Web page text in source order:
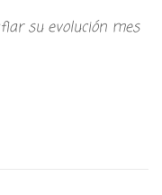
su evolución mes